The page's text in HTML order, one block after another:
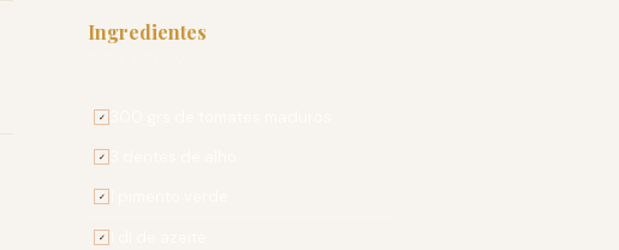
Ingredientes
✓
✓
✓
✓